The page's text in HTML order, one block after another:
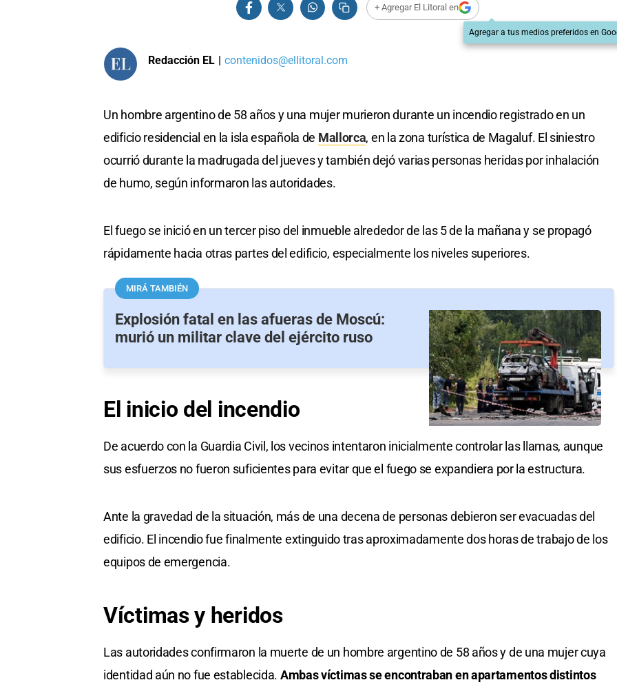
+ Agregar El Litoral en
Agregar a tus medios preferidos en
Redacción EL | contenidos@ellitoral.com
Un hombre argentino de 58 años y una mujer murieron durante un incendio registrado en un
edificio residencial en la isla española de Mallorca, en la zona turística de Magaluf. El siniestro
ocurrió durante la madrugada del jueves y también dejó varias personas heridas por inhalación
de humo, según informaron las autoridades.
El fuego se inició en un tercer piso del inmueble alrededor de las 5 de la mañana y se propagó
rápidamente hacia otras partes del edificio, especialmente los niveles superiores.
MIRÁ TAMBIÉN
Explosión fatal en las afueras de Moscú:
murió un militar clave del ejército ruso
El inicio del incendio
De acuerdo con la Guardia Civil, los vecinos intentaron inicialmente controlar las llamas, aunque
sus esfuerzos no fueron suficientes para evitar que el fuego se expandiera por la estructura.
Ante la gravedad de la situación, más de una decena de personas debieron ser evacuadas del
edificio. El incendio fue finalmente extinguido tras aproximadamente dos horas de trabajo de los
equipos de emergencia.
Víctimas y heridos
Las autoridades confirmaron la muerte de un hombre argentino de 58 años y de una mujer cuya
identidad aún no fue establecida. Ambas víctimas se encontraban en apartamentos distintos